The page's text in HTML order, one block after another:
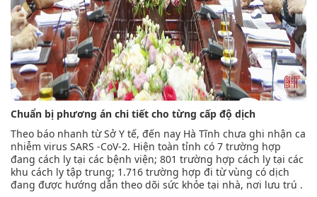
Chuẩn bị phương án chi tiết cho từng cấp độ dịch
Theo báo nhanh từ Sở Y tế, đến nay Hà Tĩnh chưa ghi nhận ca
nhiễm virus SARS -CoV-2. Hiện toàn tỉnh có 7 trường hợp
đang cách ly tại các bệnh viện; 801 trường hợp cách ly tại các
khu cách ly tập trung; 1.716 trường hợp đi từ vùng có dịch
đang được hướng dẫn theo dõi sức khỏe tại nhà, nơi lưu trú .